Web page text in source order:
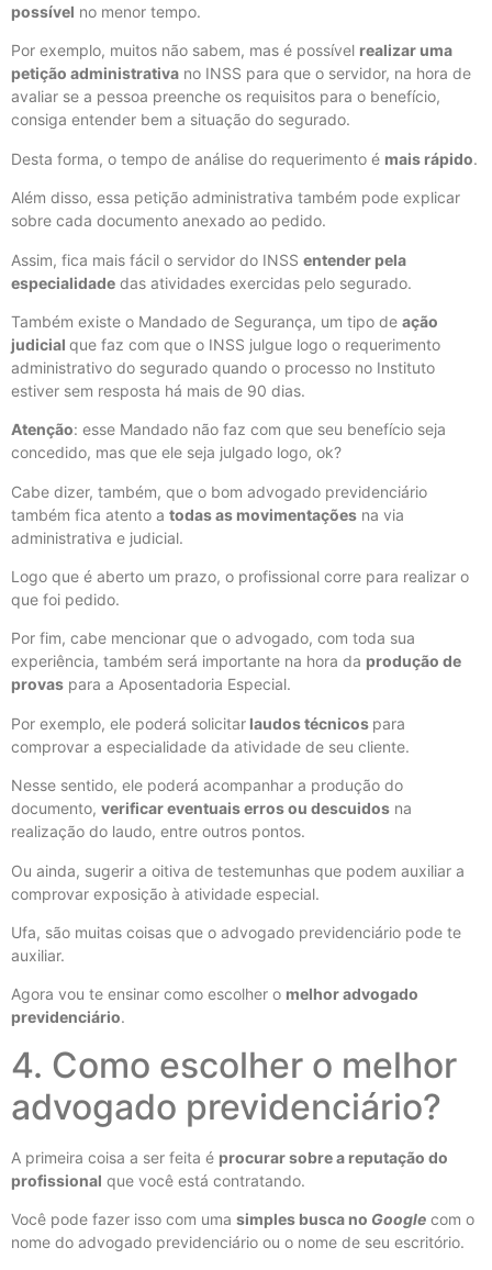
possível no menor tempo.
Por exemplo, muitos não sabem, mas é possível realizar uma
petição administrativa no INSS para que o servidor, na hora de
avaliar se a pessoa preenche os requisitos para o benefício,
consiga entender bem a situação do segurado.
Desta forma, o tempo de análise do requerimento é mais rápido.
Além disso, essa petição administrativa também pode explicar
sobre cada documento anexado ao pedido.
Assim, fica mais fácil o servidor do INSS entender pela
especialidade das atividades exercidas pelo segurado.
Também existe o Mandado de Segurança, um tipo de ação
judicial que faz com que o INSS julgue logo o requerimento
administrativo do segurado quando o processo no Instituto
estiver sem resposta há mais de 90 dias.
Atenção: esse Mandado não faz com que seu benefício seja
concedido, mas que ele seja julgado logo, ok?
Cabe dizer, também, que o bom advogado previdenciário
também fica atento a todas as movimentações na via
administrativa e judicial.
Logo que é aberto um prazo, o profissional corre para realizar o
que foi pedido.
Por fim, cabe mencionar que o advogado, com toda sua
experiência, também será importante na hora da produção de
provas para a Aposentadoria Especial.
Por exemplo, ele poderá solicitar laudos técnicos para
comprovar a especialidade da atividade de seu cliente.
Nesse sentido, ele poderá acompanhar a produção do
documento, verificar eventuais erros ou descuidos na
realização do laudo, entre outros pontos.
Ou ainda, sugerir a oitiva de testemunhas que podem auxiliar a
comprovar exposição à atividade especial.
Ufa, são muitas coisas que o advogado previdenciário pode te
auxiliar.
Agora vou te ensinar como escolher o melhor advogado
previdenciário.
4. Como escolher o melhor
advogado previdenciário?
A primeira coisa a ser feita é procurar sobre a reputação do
profissional que você está contratando.
Você pode fazer isso com uma simples busca no Google com o
nome do advogado previdenciário ou o nome de seu escritório.